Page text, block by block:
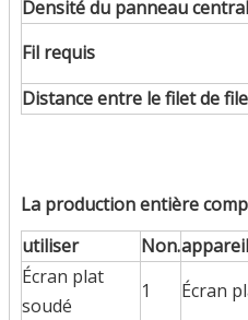
Densité du panneau
Fil requis
Distance entre le filet de
La production entière
utiliser
Non.appareil
Écran plat
soudé
1 Écran